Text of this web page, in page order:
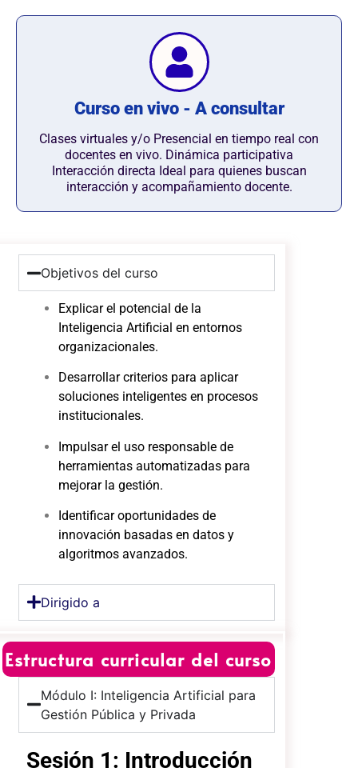
Curso en vivo - A consultar
Clases virtuales y/o Presencial en tiempo real con
docentes en vivo. Dinámica participativa
Interacción directa Ideal para quienes buscan
interacción y acompañamiento docente.
Objetivos del curso
Explicar el potencial de la
Inteligencia Artificial en entornos
organizacionales.
Desarrollar criterios para aplicar
soluciones inteligentes en procesos
institucionales.
Impulsar el uso responsable de
herramientas automatizadas para
mejorar la gestión.
Identificar oportunidades de
innovación basadas en datos y
algoritmos avanzados.
Dirigido a
Estructura curricular del curso
Módulo I: Inteligencia Artificial para
Gestión Pública y Privada
Sesión 1: Introducción